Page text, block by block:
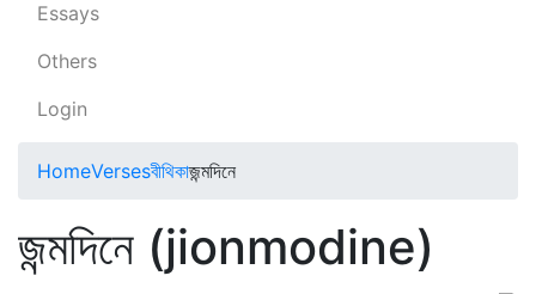
Essays
Others
Login
HomeVersesবীথিকাজন্মদিনে
জন্মদিনে (jionmodine)